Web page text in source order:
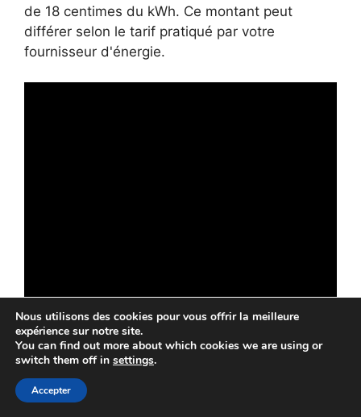
de 18 centimes du kWh. Ce montant peut
différer selon le tarif pratiqué par votre
fournisseur d'énergie.
Conclusions : devriez-
vous acheter Duronic AF34
?
Nous utilisons des cookies pour vous offrir la meilleure
expérience sur notre site.
You can find out more about which cookies we are using or
switch them off in settings.
Accepter